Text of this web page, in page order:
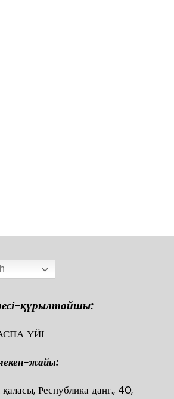
құрылтайшы:
ҮЙІ
жайы:
қаласы, Республика даңғ., 40,